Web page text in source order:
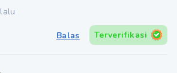
Balas Terverifikasi